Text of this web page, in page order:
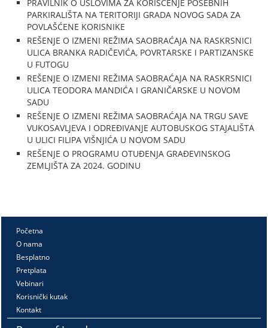
PRAVILNIK O USLOVIMA ZA KORIŠĆENJE POSEBNIH
PARKIRALIŠTA NA TERITORIJI GRADA NOVOG SADA ZA
POVLAŠĆENE KORISNIKE
REŠENJE O IZMENI REŽIMA SAOBRAĆAJA NA RASKRSNICI
ULICA BRANKA RADIČEVIĆA, POVRTARSKE I PARTIZANSKE
U FUTOGU
REŠENJE O IZMENI REŽIMA SAOBRAĆAJA NA RASKRSNICI
ULICA TEODORA MANDIĆA I GRANIČARSKE U NOVOM
SADU
REŠENJE O IZMENI REŽIMA SAOBRAĆAJA NA TRGU SAVE
VUKOSAVLJEVA I ODREĐIVANJE AUTOBUSKOG STAJALIŠTA
U ULICI FILIPA VIŠNJIĆA U NOVOM SADU
REŠENJE O PROGRAMU OTUĐENJA GRAĐEVINSKOG
ZEMLJIŠTA ZA 2024. GODINU
Početna
O nama
Besplatno
Pretplata
Vebinari
Korisnički kutak
Kontakt